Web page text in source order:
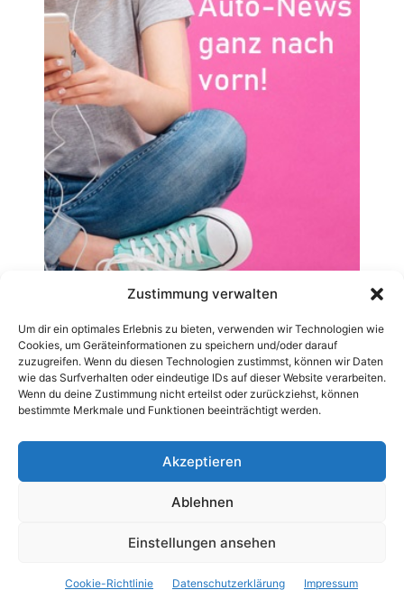
Zustimmung verwalten
Um dir ein optimales Erlebnis zu bieten, verwenden wir Technologien wie
Cookies, um Geräteinformationen zu speichern und/oder darauf
zuzugreifen. Wenn du diesen Technologien zustimmst, können wir Daten
wie das Surfverhalten oder eindeutige IDs auf dieser Website verarbeiten.
Wenn du deine Zustimmung nicht erteilst oder zurückziehst, können
bestimmte Merkmale und Funktionen beeinträchtigt werden.
Akzeptieren
Ablehnen
Einstellungen ansehen
Cookie-Richtlinie Datenschutzerklärung Impressum
Pressemitteilung veröffentlichen
Archiv-News
Cookie-Richtlinie (EU)
© 2019 - 2025 © CarWebnews.com